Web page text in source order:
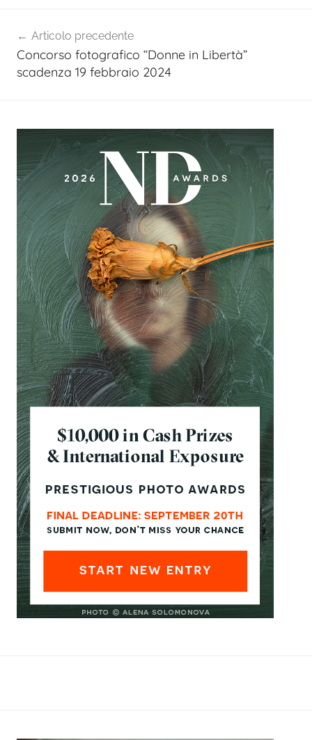
articoli
Articolo precedente
Concorso fotografico “Donne in Libertà”
scadenza 19 febbraio 2024